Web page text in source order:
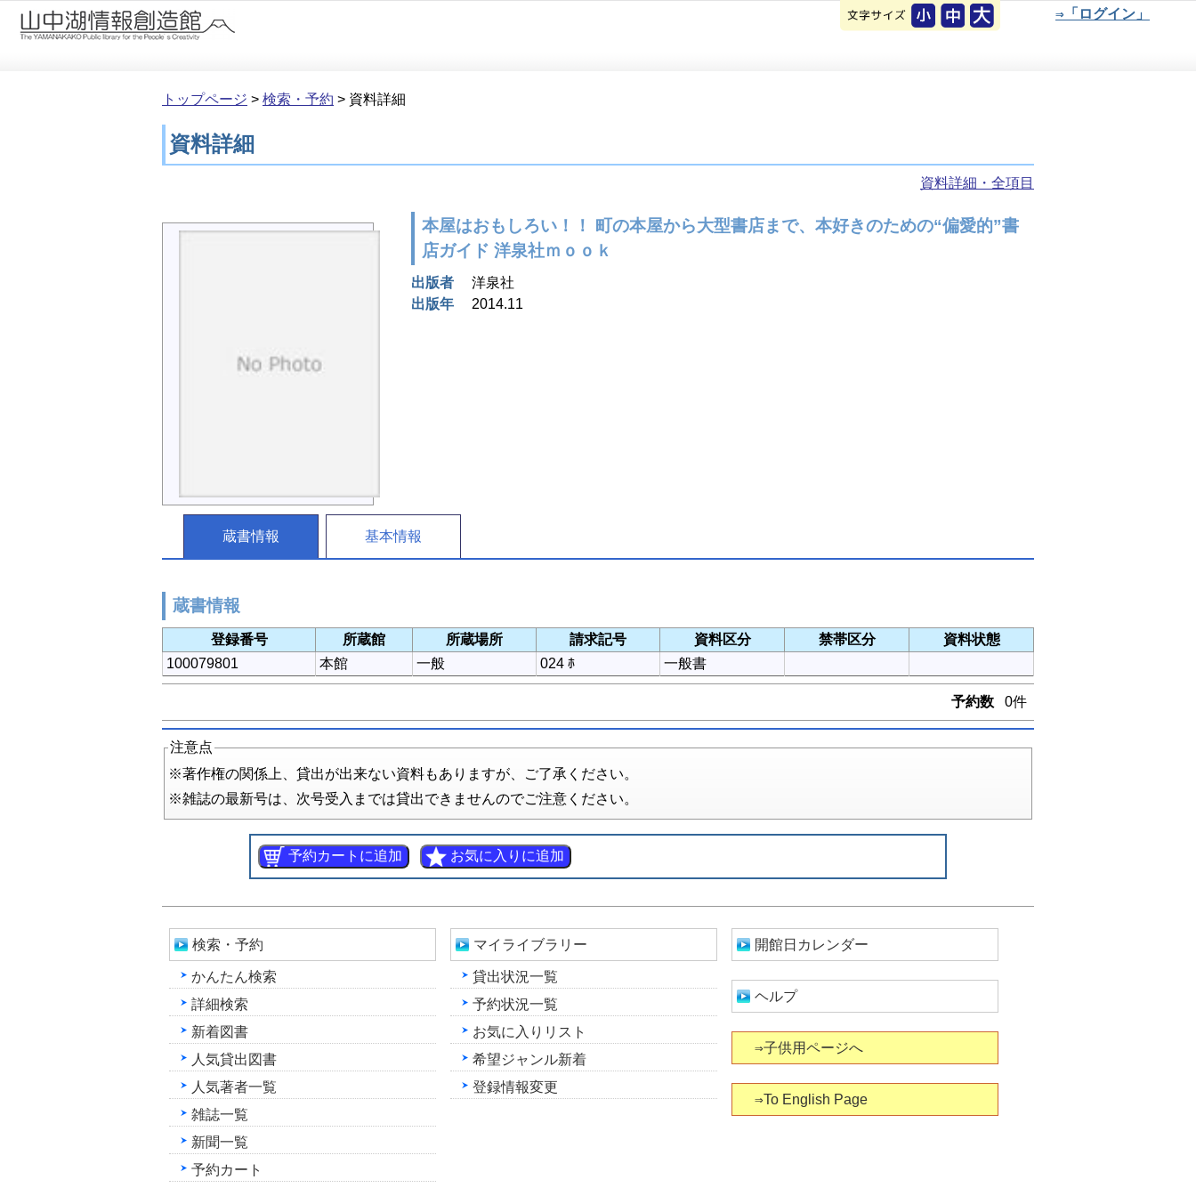
本文へ移動 ⇒「ログイン」
トップページ > 検索・予約 > 資料詳細
資料詳細
資料詳細・全項目
本屋はおもしろい！！ 町の本屋から大型書店まで、本好きのための“偏愛的”書
店ガイド 洋泉社ｍｏｏｋ
出版者
洋泉社
出版年
2014.11
蔵書情報 基本情報
蔵書情報
登録番号 所蔵館 所蔵場所 請求記号 資料区分 禁帯区分
資料状態
100079801
本館 一般 024 ﾎ 一般書
予約数 0件
注意点
※著作権の関係上、貸出が出来ない資料もありますが、ご了承ください。
※雑誌の最新号は、次号受入までは貸出できませんのでご注意ください。
検索・予約
かんたん検索
詳細検索
新着図書
人気貸出図書
人気著者一覧
雑誌一覧
新聞一覧
予約カート
マイライブラリー
貸出状況一覧
予約状況一覧
お気に入りリスト
希望ジャンル新着
登録情報変更
開館日カレンダー
ヘルプ
⇒子供用ページへ
⇒To English Page